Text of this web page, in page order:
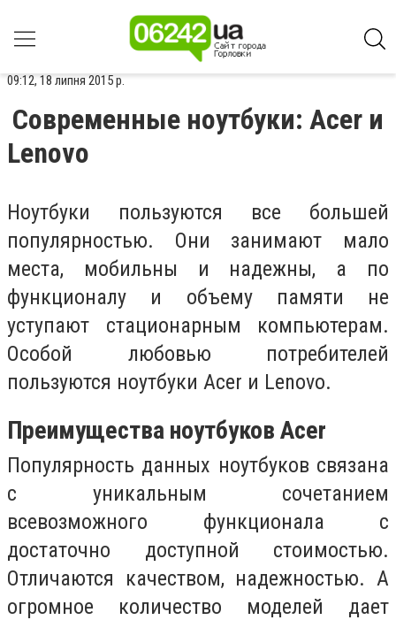
09:12, 18 липня 2015 р.
Современные ноутбуки: Acer и
Lenovo
Ноутбуки пользуются все большей
популярностью. Они занимают мало
места, мобильны и надежны, а по
функционалу и объему памяти не
уступают стационарным компьютерам.
Особой любовью потребителей
пользуются ноутбуки Acer и Lenovo.
Преимущества ноутбуков Acer
Популярность данных ноутбуков связана
с уникальным сочетанием
всевозможного функционала с
достаточно доступной стоимостью.
Отличаются качеством, надежностью. А
огромное количество моделей дает